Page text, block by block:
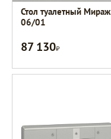
Стол туалетный Мираж
06/01
87 130Р